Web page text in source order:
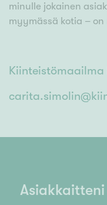
minulle jokainen
myymässä kotia –
Kiinteistömaailma